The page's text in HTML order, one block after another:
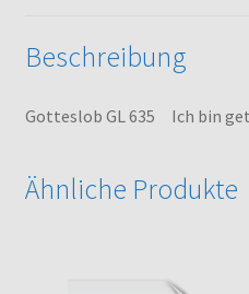
Beschreibung
Gotteslob GL 635 Ich bin
Ähnliche Produkte